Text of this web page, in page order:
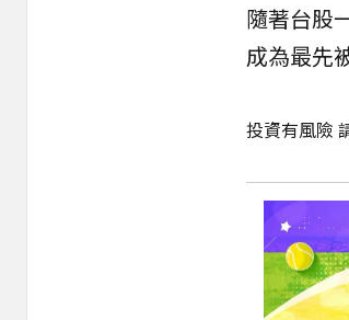
隨著台股
成為最先
投資有風險